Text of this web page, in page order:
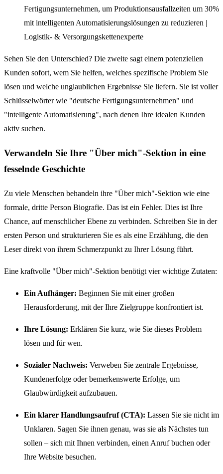
Fertigungsunternehmen, um Produktionsausfallzeiten um 30%
mit intelligenten Automatisierungslösungen zu reduzieren |
Logistik- & Versorgungskettenexperte
Sehen Sie den Unterschied? Die zweite sagt einem potenziellen
Kunden sofort, wem Sie helfen, welches spezifische Problem Sie
lösen und welche unglaublichen Ergebnisse Sie liefern. Sie ist voller
Schlüsselwörter wie "deutsche Fertigungsunternehmen" und
"intelligente Automatisierung", nach denen Ihre idealen Kunden
aktiv suchen.
Verwandeln Sie Ihre "Über mich"-Sektion in eine
fesselnde Geschichte
Zu viele Menschen behandeln ihre "Über mich"-Sektion wie eine
formale, dritte Person Biografie. Das ist ein Fehler. Dies ist Ihre
Chance, auf menschlicher Ebene zu verbinden. Schreiben Sie in der
ersten Person und strukturieren Sie es als eine Erzählung, die den
Leser direkt von ihrem Schmerzpunkt zu Ihrer Lösung führt.
Eine kraftvolle "Über mich"-Sektion benötigt vier wichtige Zutaten:
Ein Aufhänger: Beginnen Sie mit einer großen
Herausforderung, mit der Ihre Zielgruppe konfrontiert ist.
Ihre Lösung: Erklären Sie kurz, wie Sie dieses Problem
lösen und für wen.
Sozialer Nachweis: Verweben Sie zentrale Ergebnisse,
Kundenerfolge oder bemerkenswerte Erfolge, um
Glaubwürdigkeit aufzubauen.
Ein klarer Handlungsaufruf (CTA): Lassen Sie sie nicht im
Unklaren. Sagen Sie ihnen genau, was sie als Nächstes tun
sollen – sich mit Ihnen verbinden, einen Anruf buchen oder
Ihre Website besuchen.